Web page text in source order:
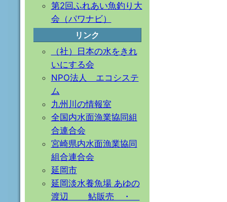
第2回ふれあい魚釣り大
会（パワナビ）
リンク
（社）日本の水をきれ
いにする会
NPO法人 エコシステ
ム
九州川の情報室
全国内水面漁業協同組
合連合会
宮崎県内水面漁業協同
組合連合会
延岡市
延岡淡水養魚場 あゆの
渡辺 鮎販売 ・